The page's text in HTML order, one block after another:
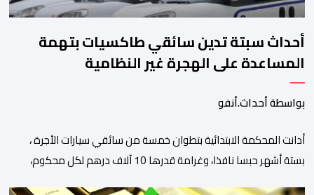
أحداث سبتة تدين سائقي طاكسيات بتهمة
المساعدة على الهجرة غير النظامية
بواسطة أحداث.أنفو
أدانت المحكمة الابتدائية بتطوان خمسة من سائقي سيارات الأجرة ،
بستة أشهر حبسا نافذا، وغرامة قدرها 10 آلاف درهم لكل محكوم،